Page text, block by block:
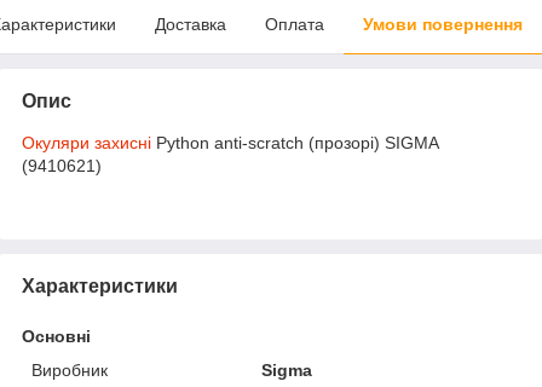
Доставка Оплата Умови повернення
Опис
Окуляри захисні Python anti-scratch (прозорі) SIGMA
(9410621)
Характеристики
Основні
Виробник
Sigma